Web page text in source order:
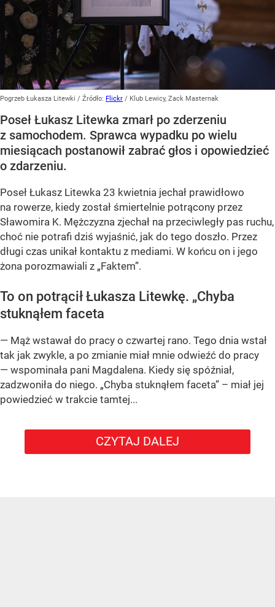
Pogrzeb Łukasza Litewki / Źródło: Flickr / Klub Lewicy, Zack Masternak
Poseł Łukasz Litewka zmarł po zderzeniu
z samochodem. Sprawca wypadku po wielu
miesiącach postanowił zabrać głos i opowiedzieć
o zdarzeniu.
Poseł Łukasz Litewka 23 kwietnia jechał prawidłowo
na rowerze, kiedy został śmiertelnie potrącony przez
Sławomira K. Mężczyzna zjechał na przeciwległy pas ruchu,
choć nie potrafi dziś wyjaśnić, jak do tego doszło. Przez
długi czas unikał kontaktu z mediami. W końcu on i jego
żona porozmawiali z „Faktem”.
To on potrącił Łukasza Litewkę. „Chyba
stuknąłem faceta
— Mąż wstawał do pracy o czwartej rano. Tego dnia wstał
tak jak zwykle, a po zmianie miał mnie odwieźć do pracy
— wspominała pani Magdalena. Kiedy się spóźniał,
zadzwoniła do niego. „Chyba stuknąłem faceta” – miał jej
powiedzieć w trakcie tamtej...
CZYTAJ DALEJ